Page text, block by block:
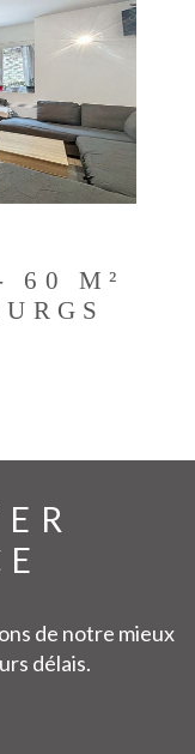
60 M²
de notre mieux
délais.